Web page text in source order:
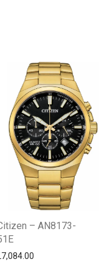
– AN8173-
7,084.00